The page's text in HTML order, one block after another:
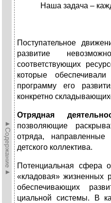
►Содержание►
Наша задача –
Поступательное
развитие
соответствующих
которые
программу его
конкретно
Отрядная
позволяющие
отряда, направленные
детского коллектива.
Потенциальная сфера
«кладо­вая» жизненных
обеспечивающих
циальной системы. В